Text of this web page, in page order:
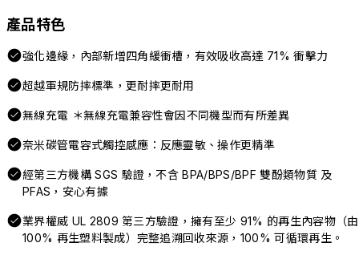
產品特色
強化邊緣，內部新增四角緩衝槽，有效吸收高達 71% 衝擊力
超越軍規防摔標準，更耐摔更耐用
無線充電 ＊無線充電兼容性會因不同機型而有所差異
奈米碳管電容式觸控感應：反應靈敏、操作更精準
經第三方機構 SGS 驗證，不含 BPA/BPS/BPF 雙酚類物質 及
PFAS，安心有據
業界權威 UL 2809 第三方驗證，擁有至少 91% 的再生內容物（由
100% 再生塑料製成）完整追溯回收來源，100% 可循環再生。